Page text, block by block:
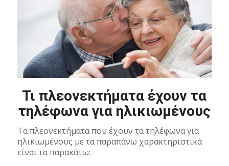
Τι πλεονεκτήματα έχουν τα
τηλέφωνα για ηλικιωμένους
Τα πλεονεκτήματα που έχουν τα τηλέφωνα για
ηλικιωμένους με τα παραπάνω χαρακτηριστικά
είναι τα παρακάτω: